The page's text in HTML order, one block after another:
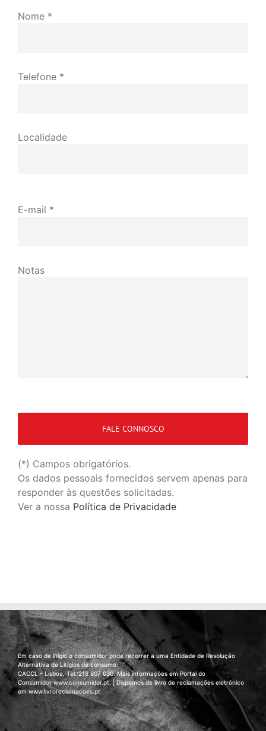
Nome *
Telefone *
Localidade
E-mail *
Notas
(*) Campos obrigatórios.
Os dados pessoais fornecidos servem apenas para
responder às questões solicitadas.
Ver a nossa Política de Privacidade
Em caso de litígio o consumidor pode recorrer a uma Entidade de Resolução
Alternativa de Litígios de consumo:
CACCL – Lisboa, Tel.:218 807 030. Mais informações em Portal do
Consumidorwww.consumidor.pt. | Dispomos de livro de reclamações eletrónico
emwww.livroreclamacoes.pt